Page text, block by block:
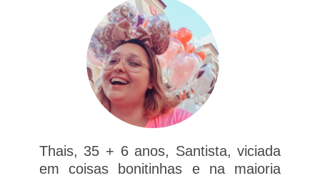
Thais, 35 + 6 anos, Santista, viciada
em coisas bonitinhas e na maioria